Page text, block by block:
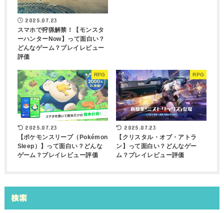
2025.07.23
スマホで狩猟解禁！【モンスタ
ーハンターNow】って面白い？
どんなゲーム？プレイレビュー
評価
RPG
2025.07.23
【ポケモンスリープ（Pokémon
Sleep）】って面白い？どんな
ゲーム？プレイレビュー評価
RPG
2025.07.23
【クリスタル・オブ・アトラ
ン】って面白い？どんなゲー
ム？プレイレビュー評価
検索